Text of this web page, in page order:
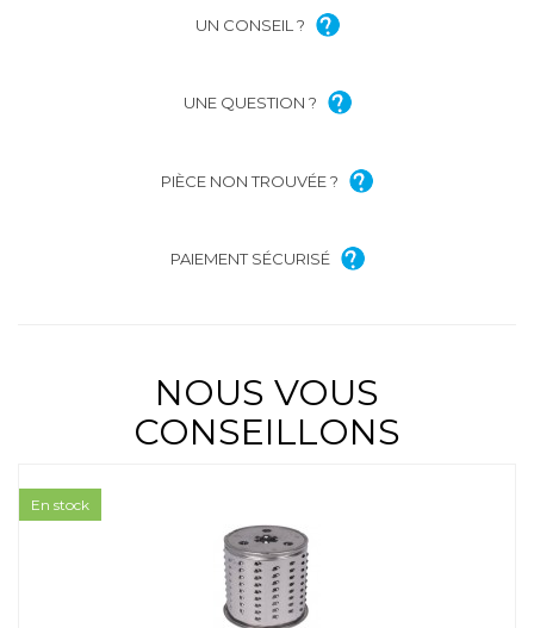
UN CONSEIL ?
UNE QUESTION ?
PIÈCE NON TROUVÉE ?
PAIEMENT SÉCURISÉ
NOUS VOUS
CONSEILLONS
En stock